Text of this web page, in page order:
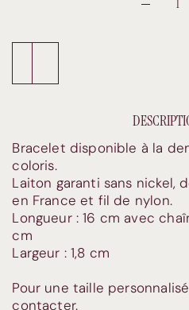
Bracelet disponible à la
coloris.
Laiton garanti sans nickel,
en France et fil de nylon.
Longueur : 16 cm avec
cm
Largeur : 1,8 cm
Pour une taille
contacter.